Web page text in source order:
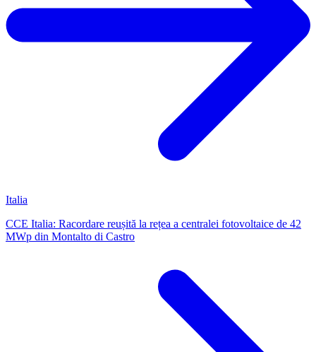
Italia
CCE Italia: Racordare reușită la rețea a centralei fotovoltaice de 42
MWp din Montalto di Castro